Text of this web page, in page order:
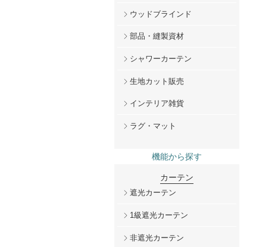
ウッドブラインド
部品・縫製資材
シャワーカーテン
生地カット販売
インテリア雑貨
ラグ・マット
機能から探す
カーテン
遮光カーテン
1級遮光カーテン
非遮光カーテン